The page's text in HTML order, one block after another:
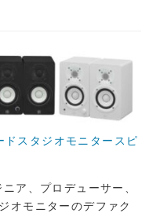
スタジオモニタースピ
ア、プロデューサー、
オモニターのデファク